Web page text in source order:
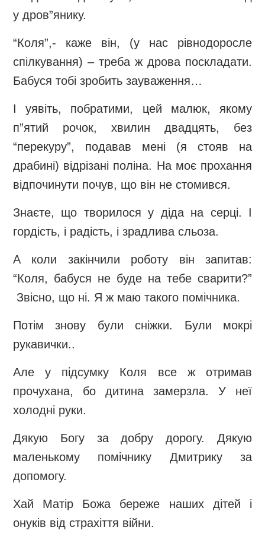
у дров”янику.
“Коля”,- каже він, (у нас рівнодоросле
спілкування) – треба ж дрова поскладати.
Бабуся тобі зробить зауваження…
І уявіть, побратими, цей малюк, якому
п”ятий рочок, хвилин двадцять, без
“перекуру”, подавав мені (я стояв на
драбині) відрізані поліна. На моє прохання
відпочинути почув, що він не стомився.
Знаєте, що творилося у діда на серці. І
гордість, і радість, і зрадлива сльоза.
А коли закінчили роботу він запитав:
“Коля, бабуся не буде на тебе сварити?”
Звісно, що ні. Я ж маю такого помічника.
Потім знову були сніжки. Були мокрі
рукавички..
Але у підсумку Коля все ж отримав
прочухана, бо дитина замерзла. У неї
холодні руки.
Дякую Богу за добру дорогу. Дякую
маленькому помічнику Дмитрику за
допомогу.
Хай Матір Божа береже наших дітей і
онуків від страхіття війни.